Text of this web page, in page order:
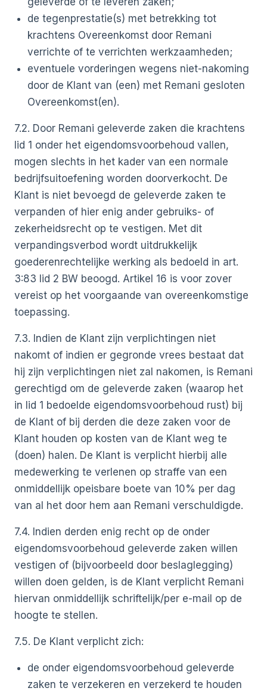
de tegenprestatie(s) met betrekking tot
krachtens Overeenkomst door Remani
verrichte of te verrichten werkzaamheden;
eventuele vorderingen wegens niet-nakoming
door de Klant van (een) met Remani gesloten
Overeenkomst(en).
7.2. Door Remani geleverde zaken die krachtens
lid 1 onder het eigendomsvoorbehoud vallen,
mogen slechts in het kader van een normale
bedrijfsuitoefening worden doorverkocht. De
Klant is niet bevoegd de geleverde zaken te
verpanden of hier enig ander gebruiks- of
zekerheidsrecht op te vestigen. Met dit
verpandingsverbod wordt uitdrukkelijk
goederenrechtelijke werking als bedoeld in art.
3:83 lid 2 BW beoogd. Artikel 16 is voor zover
vereist op het voorgaande van overeenkomstige
toepassing.
7.3. Indien de Klant zijn verplichtingen niet
nakomt of indien er gegronde vrees bestaat dat
hij zijn verplichtingen niet zal nakomen, is Remani
gerechtigd om de geleverde zaken (waarop het
in lid 1 bedoelde eigendomsvoorbehoud rust) bij
de Klant of bij derden die deze zaken voor de
Klant houden op kosten van de Klant weg te
(doen) halen. De Klant is verplicht hierbij alle
medewerking te verlenen op straffe van een
onmiddellijk opeisbare boete van 10% per dag
van al het door hem aan Remani verschuldigde.
7.4. Indien derden enig recht op de onder
eigendomsvoorbehoud geleverde zaken willen
vestigen of (bijvoorbeeld door beslaglegging)
willen doen gelden, is de Klant verplicht Remani
hiervan onmiddellijk schriftelijk/per e-mail op de
hoogte te stellen.
7.5. De Klant verplicht zich:
de onder eigendomsvoorbehoud geleverde
zaken te verzekeren en verzekerd te houden